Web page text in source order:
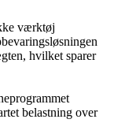
værktøj
hvilket sparer
belastning over